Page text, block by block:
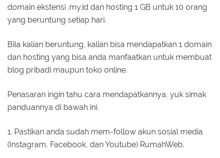
domain ekstensi .my.id dan hosting 1 GB untuk 10 orang
yang beruntung setiap hari.
Bila kalian beruntung, kalian bisa mendapatkan 1 domain
dan hosting yang bisa anda manfaatkan untuk membuat
blog pribadi maupun toko online.
Penasaran ingin tahu cara mendapatkannya, yuk simak
panduannya di bawah ini.
1. Pastikan anda sudah mem-follow akun sosial media
(Instagram, Facebook, dan Youtube) RumahWeb.